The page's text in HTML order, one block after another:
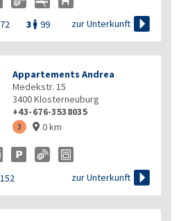
72 3  99 zur Unterkunft 
Appartements Andrea
Medekstr. 15
3400Klosterneuburg
+43-676-3538035
3  0 km
152 zur Unterkunft 